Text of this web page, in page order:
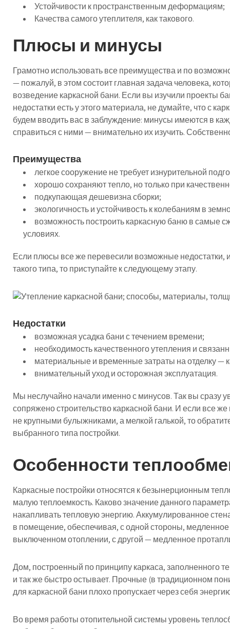
Устойчивости к пространственным деформациям;
Качества самого утеплителя, как такового.
Плюсы и минусы
Грамотно использовать все преимущества и по
— пожалуй, в этом состоит главная задача человека,
возведение каркасной бани. Если вы изучили проекты
недостатки есть у этого материала, не думайте, что с
будем вводить вас в заблуждение: минусы имеются в
справиться с ними — внимательно их изучить.
Преимущества
легкое сооружение не требует изнурительной
хорошо сохраняют тепло, но только при
подкупающая дешевизна сборки;
экологичность и устойчивость к колебаниям в
возможность построить каркасную баню в самые
условиях.
Если плюсы все же перевесили возможные недостатки,
такого типа, то приступайте к следующему этапу.
Недостатки
возможная усадка бани с течением времени;
необходимость качественного утепления и
материальные и временные затраты на отделку —
внимательный уход и осторожная эксплуатация.
Мы неслучайно начали именно с минусов. Так вы сразу
сопряжено строительство каркасной бани. И если все
не крупными булыжниками, а мелкой галькой, то
выбранного типа постройки.
Особенности
Каркасные постройки относятся к безынерционным
малую теплоемкость. Каково значение данного
накапливать тепловую энергию. Аккумулированное
в помещение, обеспечивая, с одной стороны,
выключенном отоплении, с другой — медленное
Дом, построенный по принципу каркаса, заполненного
и так же быстро остывает. Прочные (в традиционном
для каркасной бани плохо пропускает через себя
Во время работы отопительной системы уровень